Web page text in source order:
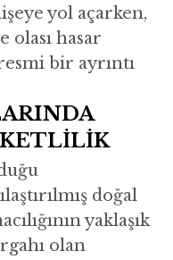
yol açarken,
olası hasar
bir ayrıntı
doğal
yaklaşık
olan